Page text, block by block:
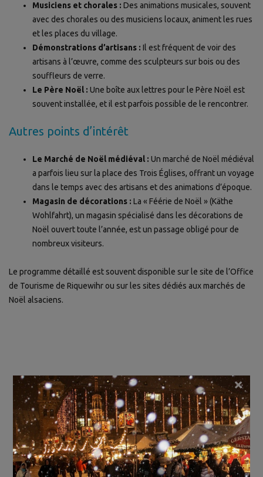
Musiciens et chorales : Des animations musicales, souvent
avec des chorales ou des musiciens locaux, animent les rues
et les places du village.
Démonstrations d’artisans : Il est fréquent de voir des
artisans à l’œuvre, comme des sculpteurs sur bois ou des
souffleurs de verre.
Le Père Noël : Une boîte aux lettres pour le Père Noël est
souvent installée, et il est parfois possible de le rencontrer.
Autres points d’intérêt
Le Marché de Noël médiéval : Un marché de Noël médiéval
a parfois lieu sur la place des Trois Églises, offrant un voyage
dans le temps avec des artisans et des animations d’époque.
Magasin de décorations : La « Féérie de Noël » (Käthe
Wohlfahrt), un magasin spécialisé dans les décorations de
Noël ouvert toute l’année, est un passage obligé pour de
nombreux visiteurs.
Le programme détaillé est souvent disponible sur le site de l’Office
de Tourisme de Riquewihr ou sur les sites dédiés aux marchés de
Noël alsaciens.
×